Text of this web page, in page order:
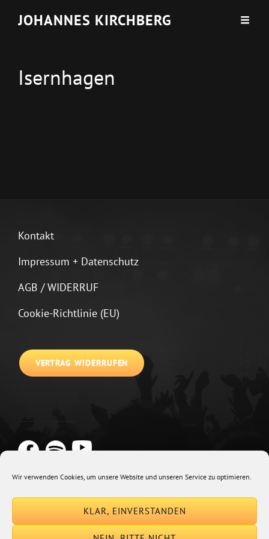
Wir verwenden Cookies, um unsere Website und unseren Service zu optimieren.
KLAR, EINVERSTANDEN
JOHANNES KIRCHBERG
Isernhagen
Kontakt
Impressum + Datenschutz
AGB / WIDERRUF
Cookie-Richtlinie (EU)
VERTRAG WIDERRUFEN
Euphony By Catch Themes